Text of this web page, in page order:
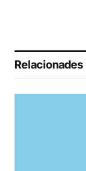
Relacionades